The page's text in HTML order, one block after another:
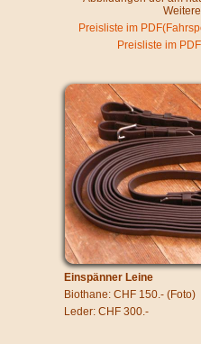
Preisliste im
Preisliste im
Einspänner Leine
Biothane: CHF 150.- (Foto)
Leder: CHF 300.-